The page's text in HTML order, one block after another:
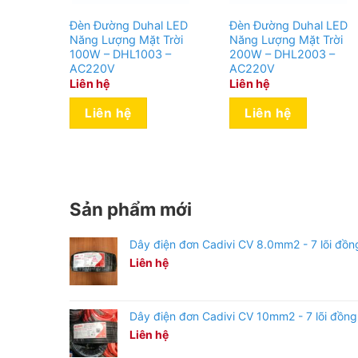
Đèn Đường Duhal LED
Năng Lượng Mặt Trời
100W – DHL1003 –
AC220V
Liên hệ
Liên hệ
Đèn Đường Duhal LED
Năng Lượng Mặt Trời
200W – DHL2003 –
AC220V
Liên hệ
Liên hệ
Sản phẩm mới
Dây điện đơn Cadivi CV 8.0mm2 - 7 lõi
Liên hệ
Dây điện đơn Cadivi CV 10mm2 - 7 lõi đồng
Liên hệ